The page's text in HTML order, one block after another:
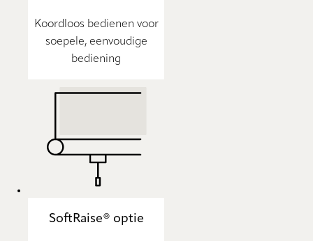
Koordloos bedienen voor
soepele, eenvoudige
bediening
SoftRaise® optie